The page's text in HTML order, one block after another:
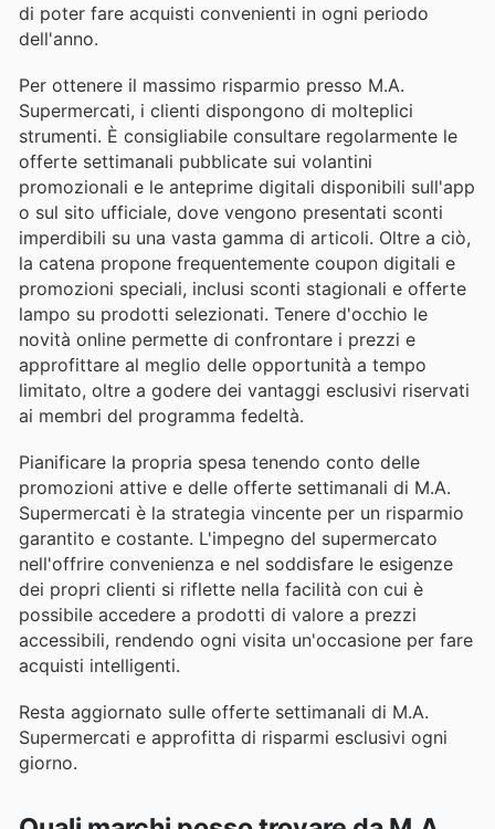
di poter fare acquisti convenienti in ogni periodo
dell'anno.
Per ottenere il massimo risparmio presso M.A.
Supermercati, i clienti dispongono di molteplici
strumenti. È consigliabile consultare regolarmente le
offerte settimanali pubblicate sui volantini
promozionali e le anteprime digitali disponibili sull'app
o sul sito ufficiale, dove vengono presentati sconti
imperdibili su una vasta gamma di articoli. Oltre a ciò,
la catena propone frequentemente coupon digitali e
promozioni speciali, inclusi sconti stagionali e offerte
lampo su prodotti selezionati. Tenere d'occhio le
novità online permette di confrontare i prezzi e
approfittare al meglio delle opportunità a tempo
limitato, oltre a godere dei vantaggi esclusivi riservati
ai membri del programma fedeltà.
Pianificare la propria spesa tenendo conto delle
promozioni attive e delle offerte settimanali di M.A.
Supermercati è la strategia vincente per un risparmio
garantito e costante. L'impegno del supermercato
nell'offrire convenienza e nel soddisfare le esigenze
dei propri clienti si riflette nella facilità con cui è
possibile accedere a prodotti di valore a prezzi
accessibili, rendendo ogni visita un'occasione per fare
acquisti intelligenti.
Resta aggiornato sulle offerte settimanali di M.A.
Supermercati e approfitta di risparmi esclusivi ogni
giorno.